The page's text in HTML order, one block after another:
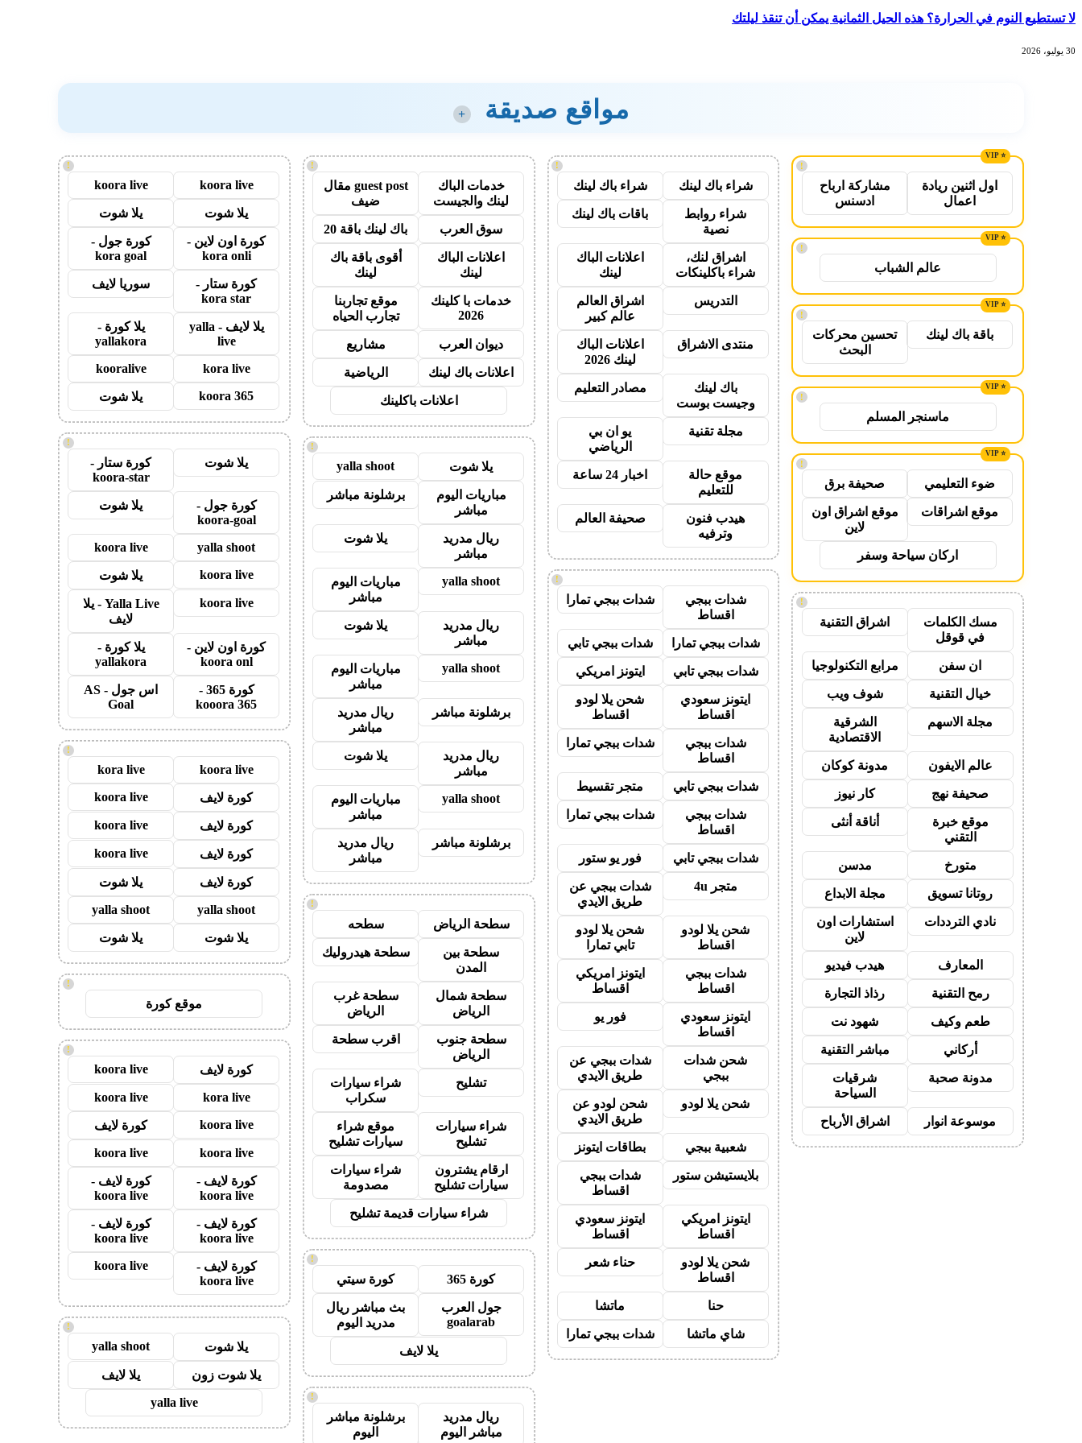
لا تستطيع النوم في الحرارة؟ هذه الحيل الثمانية يمكن أن تنقذ ليلتك
30 يوليو، 2026
مواقع صديقة +
!
اول اثنين ريادة
اعمال
مشاركة ارباح
ادسنس
!
عالم الشباب
!
باقة باك لينك
تحسين محركات
البحث
!
ماسنجر المسلم
!
ضوء التعليمي صحيفة برق
موقع اشراقات
موقع اشراق اون
لاين
اركان سياحة وسفر
!
مسك الكلمات
في قوقل
اشراق التقنية
ان سفن مرابع التكنولوجيا
خيال التقنية شوف ويب
مجلة الاسهم
الشرقية
الاقتصادية
عالم الايفون مدونة كوكان
صحيفة نهج كار نيوز
موقع خبرة
التقني
أناقة أنثى
متورخ مدسن
روتانا تسويق مجلة الابداع
نادي الترددات
استشارات اون
لاين
المعارف هيدب فيديو
رمح التقنية رذاذ التجارة
طعم وكيف شهود نت
أركاني مباشر التقنية
مدونة صحبة
شرقيات
السياحة
موسوعة انوار اشراق الأرباح
!
شراء باك لينك شراء باك لينك
شراء روابط
نصية
باقات باك لينك
اشراق لنك،
شراء باكلينكات
اعلانات الباك
لينك
التدريس
اشراق العالم
عالم كبير
منتدى الاشراق
اعلانات الباك
لينك 2026
باك لينك
وجيست بوست
مصادر التعليم
مجلة تقنية
يو ان بي
الرياضي
موقع حالة
للتعليم
اخبار 24 ساعة
هيدب فنون
وترفيه
صحيفة العالم
!
شدات ببجي
اقساط
شدات ببجي تمارا
شدات ببجي تمارا شدات ببجي تابي
شدات ببجي تابي ايتونز امريكي
ايتونز سعودي
اقساط
شحن يلا لودو
اقساط
شدات ببجي
اقساط
شدات ببجي تمارا
شدات ببجي تابي متجر تقسيط
شدات ببجي
اقساط
شدات ببجي تمارا
شدات ببجي تابي فور يو ستور
متجر 4u
شدات ببجي عن
طريق الايدي
شحن يلا لودو
اقساط
شحن يلا لودو
تابي تمارا
شدات ببجي
اقساط
ايتونز امريكي
اقساط
ايتونز سعودي
اقساط
فور يو
شحن شدات
ببجي
شدات ببجي عن
طريق الايدي
شحن يلا لودو
شحن لودو عن
طريق الايدي
شعبية ببجي بطاقات ايتونز
بلايستيشن ستور
شدات ببجي
اقساط
ايتونز امريكي
اقساط
ايتونز سعودي
اقساط
شحن يلا لودو
اقساط
حناء شعر
حنا ماتشا
شاي ماتشا شدات ببجي تمارا
!
خدمات الباك
لينك والجيست
guest post مقال
ضيف
سوق العرب باك لينك باقة 20
اعلانات الباك
لينك
أقوى باقة باك
لينك
خدمات با كلينك
2026
موقع تجاربنا
تجارب الحياه
ديوان العرب مشاريع
اعلانات باك لينك الرياضية
اعلانات باكلينك
!
يلا شوت yalla shoot
مباريات اليوم
مباشر
برشلونة مباشر
ريال مدريد
مباشر
يلا شوت
yalla shoot
مباريات اليوم
مباشر
ريال مدريد
مباشر
يلا شوت
yalla shoot
مباريات اليوم
مباشر
برشلونة مباشر
ريال مدريد
مباشر
ريال مدريد
مباشر
يلا شوت
yalla shoot
مباريات اليوم
مباشر
برشلونة مباشر
ريال مدريد
مباشر
!
سطحة الرياض سطحه
سطحة بين
المدن
سطحة هيدروليك
سطحة شمال
الرياض
سطحة غرب
الرياض
سطحة جنوب
الرياض
اقرب سطحة
تشليح
شراء سيارات
سكراب
شراء سيارات
تشليح
موقع شراء
سيارات تشليح
ارقام يشترون
سيارات تشليح
شراء سيارات
مصدومة
شراء سيارات قديمة تشليح
!
كورة 365 كورة سيتي
جول العرب
goalarab
بث مباشر ريال
مدريد اليوم
يلا لايف
!
ريال مدريد
مباشر اليوم
برشلونة مباشر
اليوم
!
koora live
koora live
يلا شوت يلا شوت
كورة اون لاين -
kora onli
كورة جول -
kora goal
كورة ستار -
kora star
سوريا لايف
يلا لايف - yalla
live
يلا كورة -
yallakora
kora live
kooralive
koora 365
يلا شوت
!
يلا شوت
كورة ستار -
koora-star
كورة جول -
koora-goal
يلا شوت
yalla shoot
koora live
koora live
يلا شوت
koora live
Yalla Live - يلا
لايف
كورة اون لاين -
koora onl
يلا كورة -
yallakora
كورة 365 -
kooora 365
اس جول - AS
Goal
!
koora live
kora live
كورة لايف koora live
كورة لايف koora live
كورة لايف koora live
كورة لايف
يلا شوت
yalla shoot
yalla shoot
يلا شوت يلا شوت
!
موقع كورة
!
كورة لايف koora live
kora live
koora live
koora live
كورة لايف
koora live
koora live
كورة لايف -
koora live
كورة لايف -
koora live
كورة لايف -
koora live
كورة لايف -
koora live
كورة لايف -
koora live
koora live
!
يلا شوت yalla shoot
يلا شوت زون
يلا لايف
yalla live